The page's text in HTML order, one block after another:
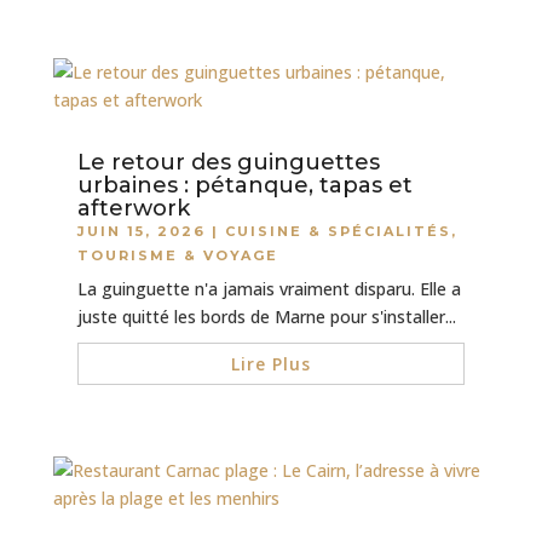
Le retour des guinguettes
urbaines : pétanque, tapas et
afterwork
JUIN 15, 2026 | CUISINE & SPÉCIALITÉS ,
TOURISME & VOYAGE
La guinguette n'a jamais vraiment disparu. Elle a
juste quitté les bords de Marne pour s'installer...
Lire Plus